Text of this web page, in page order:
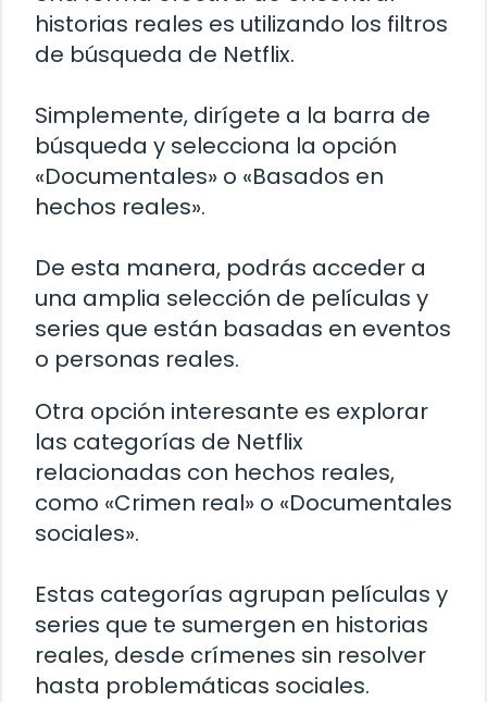
historias reales es utilizando los filtros
de búsqueda de Netflix.
Simplemente, dirígete a la barra de
búsqueda y selecciona la opción
«Documentales» o «Basados en
hechos reales».
De esta manera, podrás acceder a
una amplia selección de películas y
series que están basadas en eventos
o personas reales.
Otra opción interesante es explorar
las categorías de Netflix
relacionadas con hechos reales,
como «Crimen real» o «Documentales
sociales».
Estas categorías agrupan películas y
series que te sumergen en historias
reales, desde crímenes sin resolver
hasta problemáticas sociales.